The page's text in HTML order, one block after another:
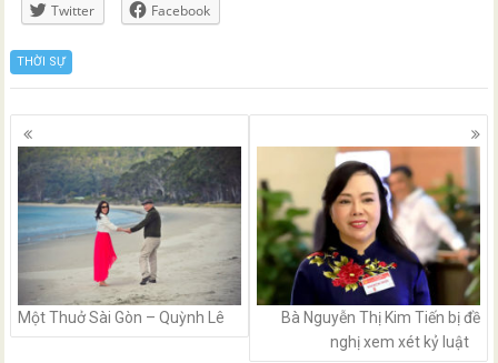
Twitter Facebook
THỜI SỰ
Posts
navigation
Một Thuở Sài Gòn – Quỳnh Lê
Bà Nguyễn Thị Kim Tiến bị đề
nghị xem xét kỷ luật